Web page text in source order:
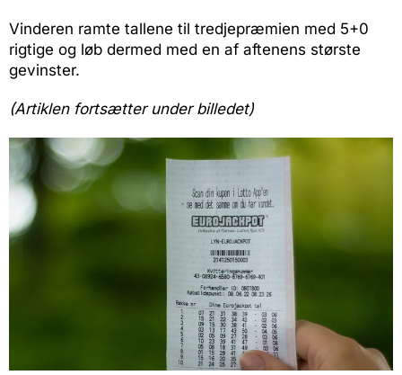
Vinderen ramte tallene til tredjepræmien med 5+0
rigtige og løb dermed med en af aftenens største
gevinster.
(Artiklen fortsætter under billedet)